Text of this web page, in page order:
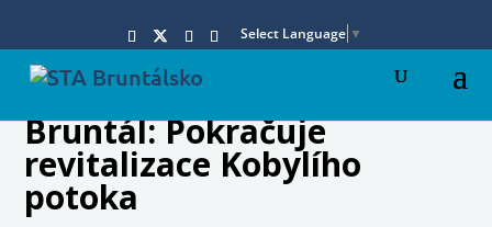
Select Language ▼
Bruntál: Pokračuje
revitalizace Kobylího
potoka